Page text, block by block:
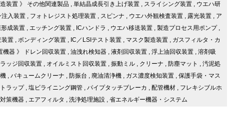
装置 》 その他関連製品 , 単結晶成長引き上げ装置 , スライシング装置 , ウエハ研
注入装置 , フォトレジスト処理装置 , スピンナ , ウエハ外観検査装置 , 露光装置 , ア
成装置 , エッチング装置 , ICハンドラ , ウエハ移送装置 , 製造プロセス用ポンプ,
装置 , ボンディング装置 , IC／LSIテスト装置 , マスク製造装置 , ガスフィルタ・カ
機器 》 ドレン回収装置 , 油洩れ検知器 , 液剤回収装置 , 浮上油回収装置 , 溶剤吸
ッジ回収装置 , オイルミスト回収装置 , 振動ミル , クリーナ , 防塵マット , 汚泥処
, バキュームクリーナ , 防振台 , 廃油清浄機 , ガス濃度検知装置 , 保護手袋・マス
ラップ, 塩ビライニング鋼管 , パイプタッチブレーカ , 配管機材 , フレキシブルホ
策機器 , エアフィルタ , 洗浄処理施設 , 省エネルギー機器・システム